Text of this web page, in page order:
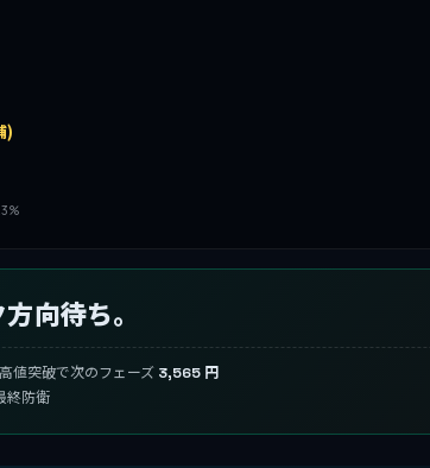
)
向待ち。
値突破で次のフェーズ 3,565 円
終防衛